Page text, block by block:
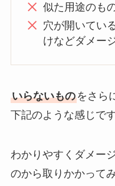
似た用途のも
穴が開いてい
けなどダメー
いらないものをさら
下記のような感じです
わかりやすくダメー
のから取りかかって